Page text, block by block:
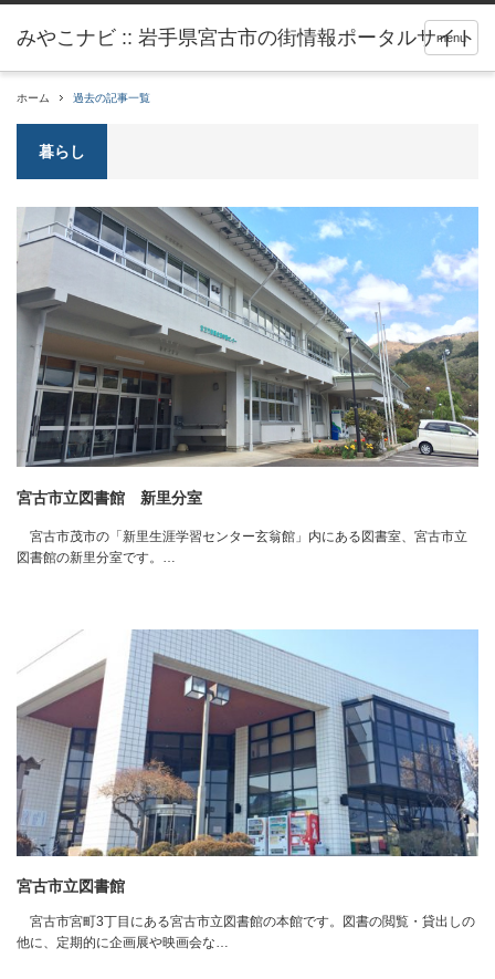
menu
ホーム 過去の記事一覧
暮らし
宮古市立図書館 新里分室
宮古市茂市の「新里生涯学習センター玄翁館」内にある図書室、宮古市立
図書館の新里分室です。…
宮古市立図書館
宮古市宮町3丁目にある宮古市立図書館の本館です。図書の閲覧・貸出しの
他に、定期的に企画展や映画会な…